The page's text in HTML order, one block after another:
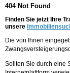
Frankfurt/
am Main
nach Kreis
nach
404 Not Found
Finden Sie jetzt Ihre
unsere
Die von Ihnen
Sollten Sie durch eine